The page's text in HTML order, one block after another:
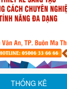
THỐNG KÊ